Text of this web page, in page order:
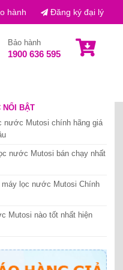
hành Đăng ký đại lý
Bảo hành
1900 636 595
NỔI BẬT
nước Mutosi chính hãng giá
nước Mutosi bán chạy nhất
lọc nước Mutosi Chính
Mutosi nào tốt nhất hiện